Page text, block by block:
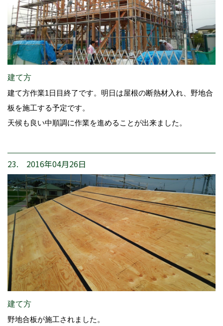
建て方
建て方作業1日目終了です。明日は屋根の断熱材入れ、野地合
板を施工する予定です。
天候も良い中順調に作業を進めることが出来ました。
23. 2016年04月26日
建て方
野地合板が施工されました。